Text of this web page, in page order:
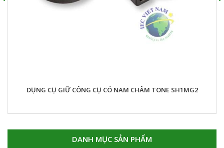
DỤNG CỤ GIỮ CÔNG CỤ CÓ NAM CHÂM TONE SH1MG2
DANH MỤC SẢN PHẨM